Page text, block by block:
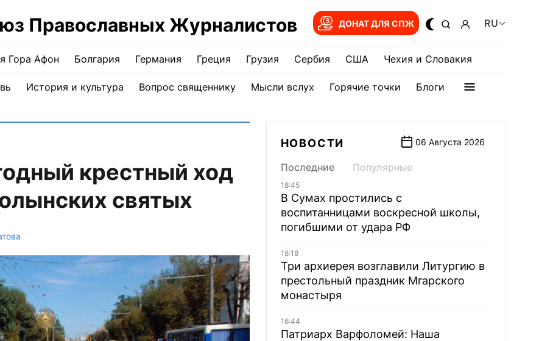
Православных Журналистов ДОНАТ ДЛЯ СПЖ RU
Гора Афон Болгария Германия Греция Грузия Сербия США Чехия и Словакия
История и культура Вопрос священнику Мысли вслух Горячие точки Блоги
крестный ход
святых
НОВОСТИ 06 Августа 2026
Последние Популярные
18:45
В Сумах простились с
воспитанницами воскресной школы,
погибшими от удара РФ
18:18
Три архиерея возглавили Литургию в
престольный праздник Мгарского
монастыря
16:44
Патриарх Варфоломей: Наша